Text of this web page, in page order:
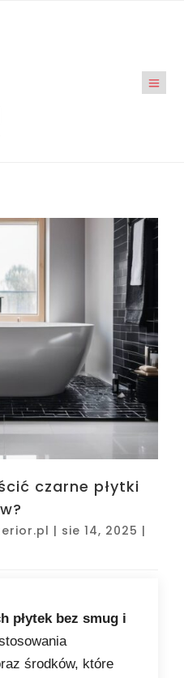
czarne płytki
| sie 14, 2025 |
płytek bez smug i
środków, które